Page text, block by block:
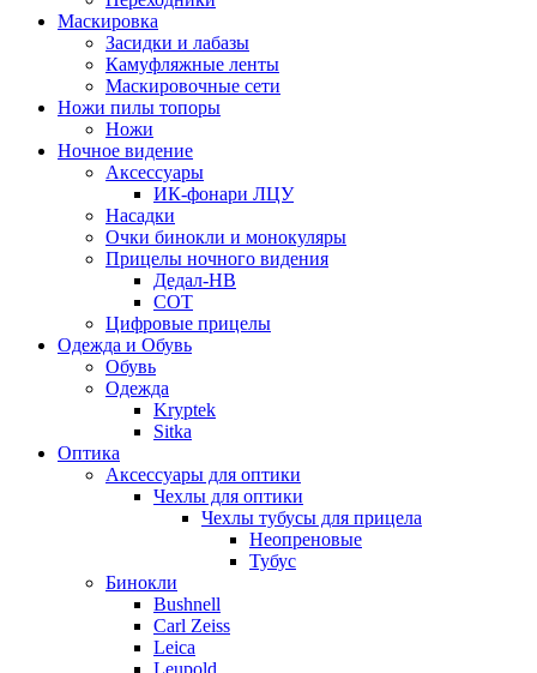
Маскировка
Засидки и лабазы
Камуфляжные ленты
Маскировочные сети
Ножи пилы топоры
Ножи
Ночное видение
Аксессуары
ИК-фонари ЛЦУ
Насадки
Очки бинокли и монокуляры
Прицелы ночного видения
Дедал-НВ
СОТ
Цифровые прицелы
Одежда и Обувь
Обувь
Одежда
Kryptek
Sitka
Оптика
Аксессуары для оптики
Чехлы для оптики
Чехлы тубусы для прицела
Неопреновые
Тубус
Бинокли
Bushnell
Carl Zeiss
Leica
Leupold